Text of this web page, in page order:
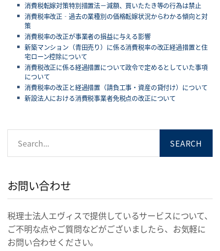
消費税転嫁対策特別措置法－減額、買いたたき等の行為は禁止
消費税率改正‐過去の業種別の価格転嫁状況からわかる傾向と対
策
消費税率の改正が事業者の損益に与える影響
新築マンション（青田売り）に係る消費税率の改正経過措置と住
宅ローン控除について
消費税改正に係る経過措置について政令で定めるとしていた事項
について
消費税率の改正と経過措置（請負工事・資産の貸付け）について
新設法人における消費税事業者免税点の改正について
お問い合わせ
税理士法人エヴィスで提供しているサービスについて、
ご不明な点やご質問などがございましたら、お気軽に
お問い合わせください。